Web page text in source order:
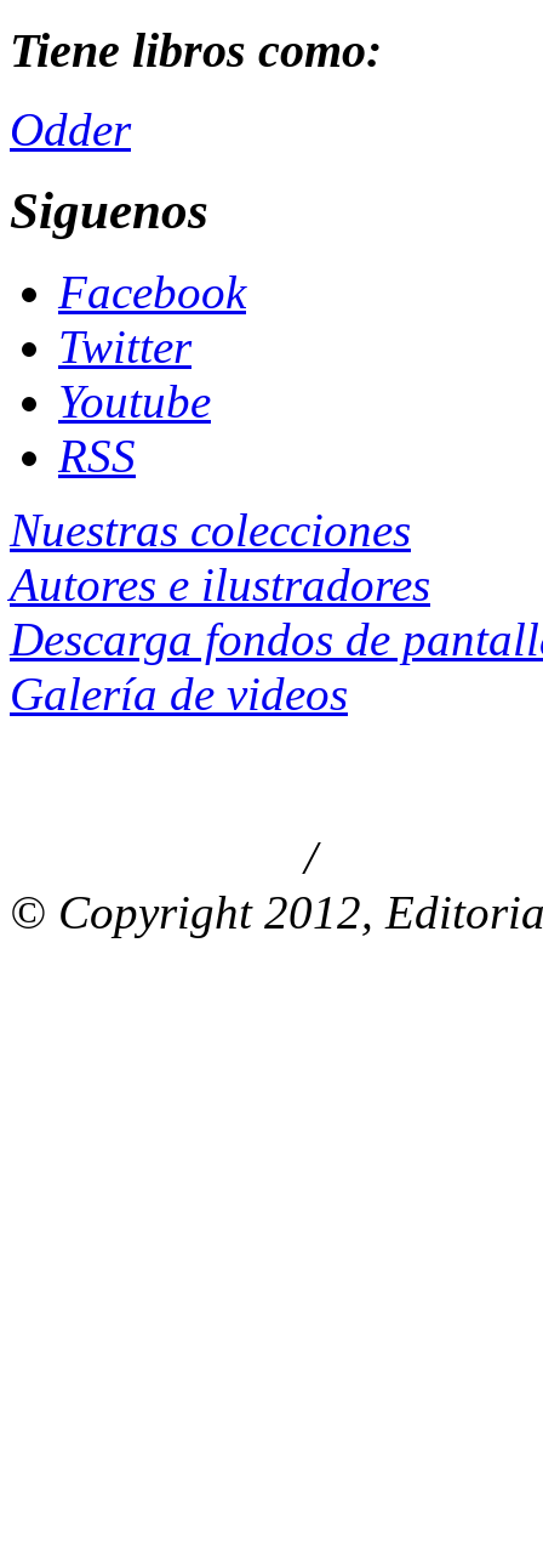
Tiene libros como:
Odder
Siguenos
Facebook
Twitter
Youtube
RSS
Nuestras colecciones
Autores e ilustradores
Descarga fondos de
Galería de videos
/
© Copyright 2012,